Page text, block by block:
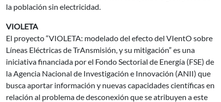
la población sin electricidad.
VIOLETA
El proyecto “VIOLETA: modelado del efecto del VIentO sobre
Líneas Eléctricas de TrAnsmisión, y su mitigación” es una
iniciativa financiada por el Fondo Sectorial de Energía (FSE) de
la Agencia Nacional de Investigación e Innovación (ANII) que
busca aportar información y nuevas capacidades científicas en
relación al problema de desconexión que se atribuyen a este